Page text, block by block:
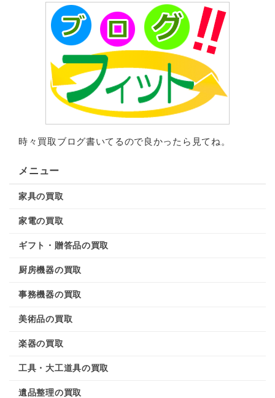
時々買取ブログ書いてるので良かったら見てね。
メニュー
家具の買取
家電の買取
ギフト・贈答品の買取
厨房機器の買取
事務機器の買取
美術品の買取
楽器の買取
工具・大工道具の買取
遺品整理の買取